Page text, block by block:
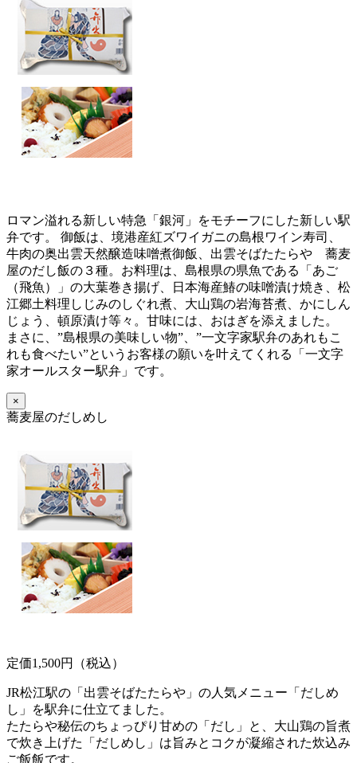
ロマン溢れる新しい特急「銀河」をモチーフにした新しい駅
弁です。 御飯は、境港産紅ズワイガニの島根ワイン寿司、
牛肉の奥出雲天然醸造味噌煮御飯、出雲そばたたらや 蕎麦
屋のだし飯の３種。お料理は、島根県の県魚である「あご
（飛魚）」の大葉巻き揚げ、日本海産鰆の味噌漬け焼き、松
江郷土料理しじみのしぐれ煮、大山鶏の岩海苔煮、かにしん
じょう、頓原漬け等々。甘味には、おはぎを添えました。
まさに、”島根県の美味しい物”、”一文字家駅弁のあれもこ
れも食べたい”というお客様の願いを叶えてくれる「一文字
家オールスター駅弁」です。
×
蕎麦屋のだしめし
定価1,500円（税込）
JR松江駅の「出雲そばたたらや」の人気メニュー「だしめ
し」を駅弁に仕立てました。
たたらや秘伝のちょっぴり甘めの「だし」と、大山鶏の旨煮
で炊き上げた「だしめし」は旨みとコクが凝縮された炊込み
ご飯飯です。